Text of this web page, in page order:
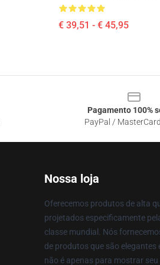
€ 39,51 - € 45,95
Pagamento 100%
PayPal /
Nossa loja
Oferecemos produtos de alta
projetados especificamente
classe mundial. Nós
de produtos que são elegantes
não é apenas para mostrar